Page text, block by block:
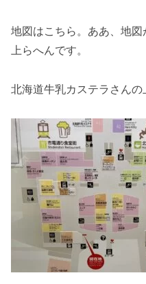
地図はこちら。ああ、地
上らへんです。
北海道牛乳カステラさんの